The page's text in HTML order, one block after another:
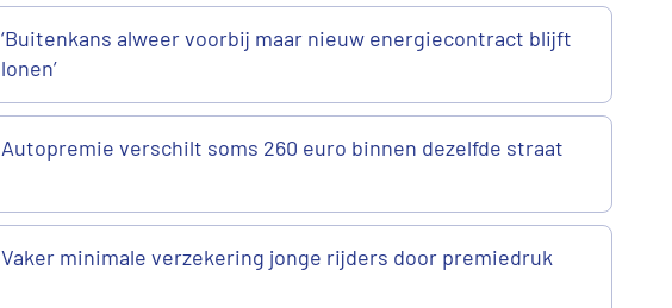
‘Buitenkans alweer voorbij maar nieuw energiecontract blijft
lonen’
Autopremie verschilt soms 260 euro binnen dezelfde straat
Vaker minimale verzekering jonge rijders door premiedruk